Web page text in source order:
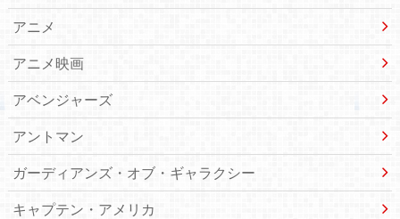
アニメ
アニメ映画
アベンジャーズ
アントマン
ガーディアンズ・オブ・ギャラクシー
キャプテン・アメリカ